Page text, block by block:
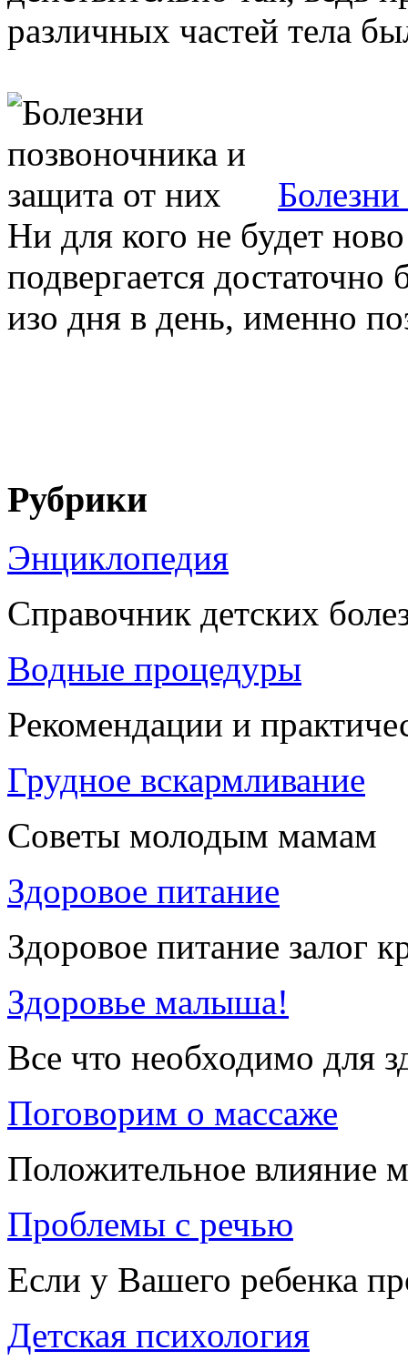
различных частей тела
Ни для кого не будет
подвергается
изо дня в день, именно
Рубрики
Энциклопедия
Справочник детских
Водные процедуры
Рекомендации и
Грудное вскармливание
Советы молодым мамам
Здоровое питание
Здоровое питание залог
Здоровье малыша!
Все что необходимо для
Поговорим о массаже
Положительное влияние
Проблемы с речью
Если у Вашего ребенка
Детская психология